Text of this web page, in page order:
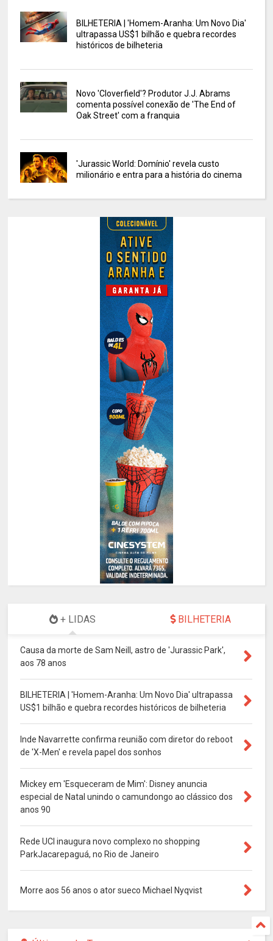
BILHETERIA | 'Homem-Aranha: Um Novo Dia'
ultrapassa US$1 bilhão e quebra recordes
históricos de bilheteria
Novo 'Cloverfield'? Produtor J.J. Abrams
comenta possível conexão de 'The End of
Oak Street' com a franquia
'Jurassic World: Domínio' revela custo
milionário e entra para a história do cinema
+ LIDAS BILHETERIA
Causa da morte de Sam Neill, astro de 'Jurassic Park',
aos 78 anos
BILHETERIA | 'Homem-Aranha: Um Novo Dia' ultrapassa
US$1 bilhão e quebra recordes históricos de bilheteria
Inde Navarrette confirma reunião com diretor do reboot
de 'X-Men' e revela papel dos sonhos
Mickey em 'Esqueceram de Mim': Disney anuncia
especial de Natal unindo o camundongo ao clássico dos
anos 90
Rede UCI inaugura novo complexo no shopping
ParkJacarepaguá, no Rio de Janeiro
Morre aos 56 anos o ator sueco Michael Nyqvist